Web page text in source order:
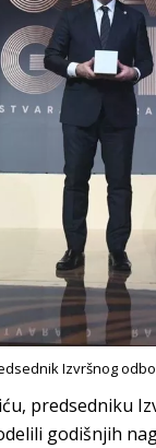
Izvršnog
predsedniku
godišnjih